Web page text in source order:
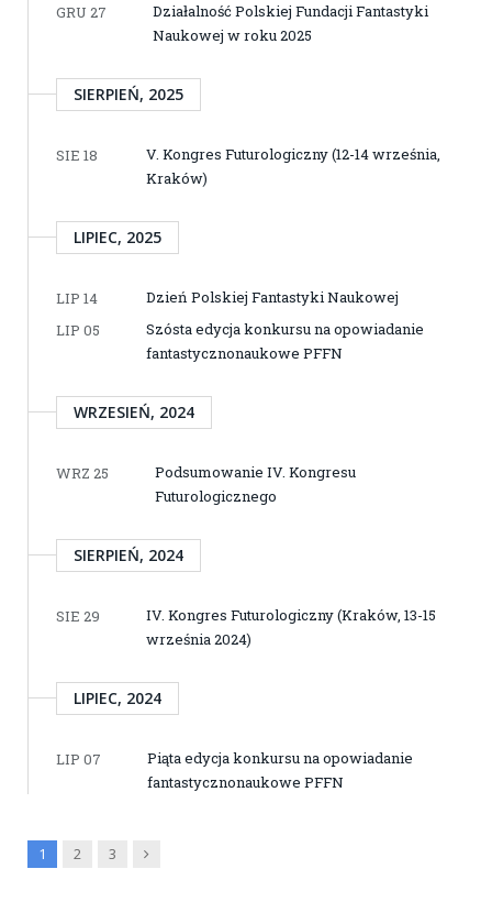
GRU 27
Działalność Polskiej Fundacji Fantastyki
Naukowej w roku 2025
SIERPIEŃ, 2025
SIE 18
V. Kongres Futurologiczny (12-14 września,
Kraków)
LIPIEC, 2025
LIP 14
Dzień Polskiej Fantastyki Naukowej
LIP 05
Szósta edycja konkursu na opowiadanie
fantastycznonaukowe PFFN
WRZESIEŃ, 2024
WRZ 25
Podsumowanie IV. Kongresu
Futurologicznego
SIERPIEŃ, 2024
SIE 29
IV. Kongres Futurologiczny (Kraków, 13-15
września 2024)
LIPIEC, 2024
LIP 07
Piąta edycja konkursu na opowiadanie
fantastycznonaukowe PFFN
1 2 3 Next